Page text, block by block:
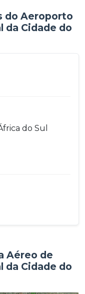
do Aeroporto
Cidade do
do Sul
Aéreo de
Cidade do